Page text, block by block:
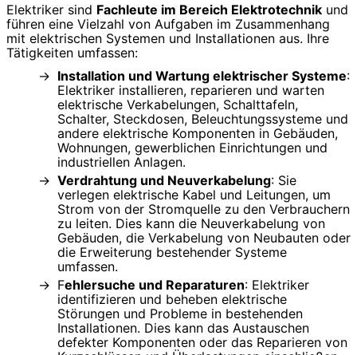
Elektriker sind Fachleute im Bereich Elektrotechnik und
führen eine Vielzahl von Aufgaben im Zusammenhang
mit elektrischen Systemen und Installationen aus. Ihre
Tätigkeiten umfassen:
Installation und Wartung elektrischer Systeme:
Elektriker installieren, reparieren und warten
elektrische Verkabelungen, Schalttafeln,
Schalter, Steckdosen, Beleuchtungssysteme und
andere elektrische Komponenten in Gebäuden,
Wohnungen, gewerblichen Einrichtungen und
industriellen Anlagen.
Verdrahtung und Neuverkabelung: Sie
verlegen elektrische Kabel und Leitungen, um
Strom von der Stromquelle zu den Verbrauchern
zu leiten. Dies kann die Neuverkabelung von
Gebäuden, die Verkabelung von Neubauten oder
die Erweiterung bestehender Systeme
umfassen.
Fehlersuche und Reparaturen: Elektriker
identifizieren und beheben elektrische
Störungen und Probleme in bestehenden
Installationen. Dies kann das Austauschen
defekter Komponenten oder das Reparieren von